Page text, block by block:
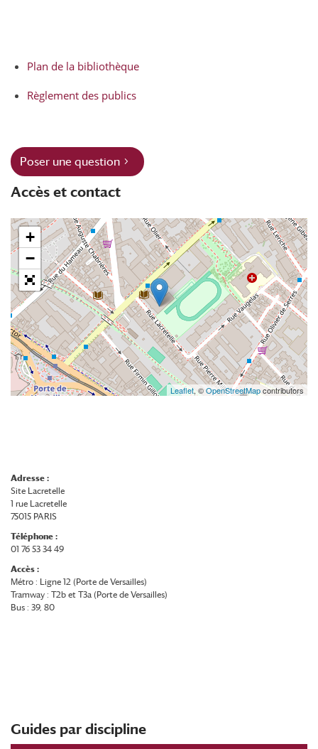
Plan de la bibliothèque
Règlement des publics
Poser une question
Accès et contact
+
−
Leaflet, ©OpenStreetMapcontributors
Adresse :
Site Lacretelle
1 rue Lacretelle
75015 PARIS
Téléphone :
01 76 53 34 49
Accès :
Métro : Ligne 12 (Porte de Versailles)
Tramway : T2b et T3a (Porte de Versailles)
Bus : 39, 80
Guides par discipline